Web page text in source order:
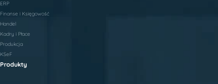
ERP
Finanse i Księgowość
Handel
Kadry i Płace
Produkcja
KSeF
Produkty